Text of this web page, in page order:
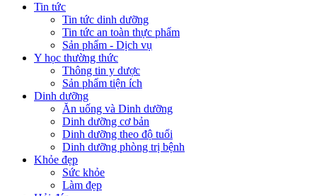
Tin tức
Tin tức dinh dưỡng
Tin tức an toàn thực phẩm
Sản phẩm - Dịch vụ
Y học thường thức
Thông tin y dược
Sản phẩm tiện ích
Dinh dưỡng
Ăn uống và Dinh dưỡng
Dinh dưỡng cơ bản
Dinh dưỡng theo độ tuổi
Dinh dưỡng phòng trị bệnh
Khỏe đẹp
Sức khỏe
Làm đẹp